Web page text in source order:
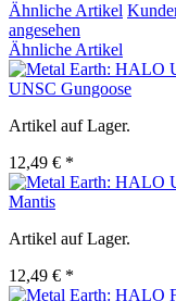
Ähnliche Artikel
angesehen
Ähnliche Artikel
UNSC Gungoose
Artikel auf Lager.
12,49 € *
Mantis
Artikel auf Lager.
12,49 € *